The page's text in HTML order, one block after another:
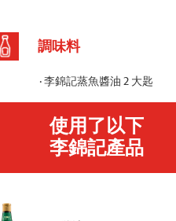
調味料
李錦記蒸魚醬油 2 大匙
使用了以下
李錦記產品